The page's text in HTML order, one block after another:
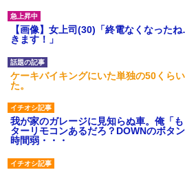
【画像】女上司(30)「終電なくなった
きます！」
ケーキバイキングにいた単独の50くら
た。
我が家のガレージに見知らぬ車。俺「
ターリモコンあるだろ？DOWNのボタ
時間弱・・・